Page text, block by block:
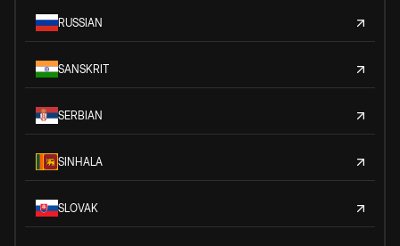
RUSSIAN
SANSKRIT
SERBIAN
SINHALA
SLOVAK